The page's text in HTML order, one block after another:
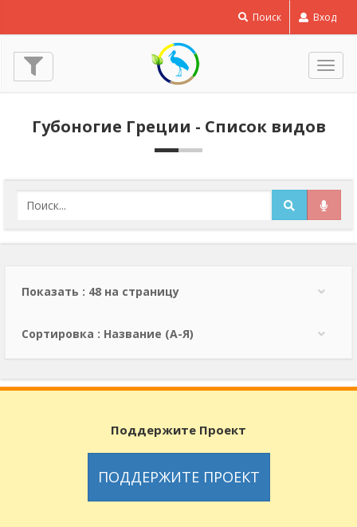
Поиск Вход
Губоногие Греции - Список видов
Показать : 48 на страницу
Сортировка : Название (А-Я)
Поддержите Проект
ПОДДЕРЖИТЕ ПРОЕКТ